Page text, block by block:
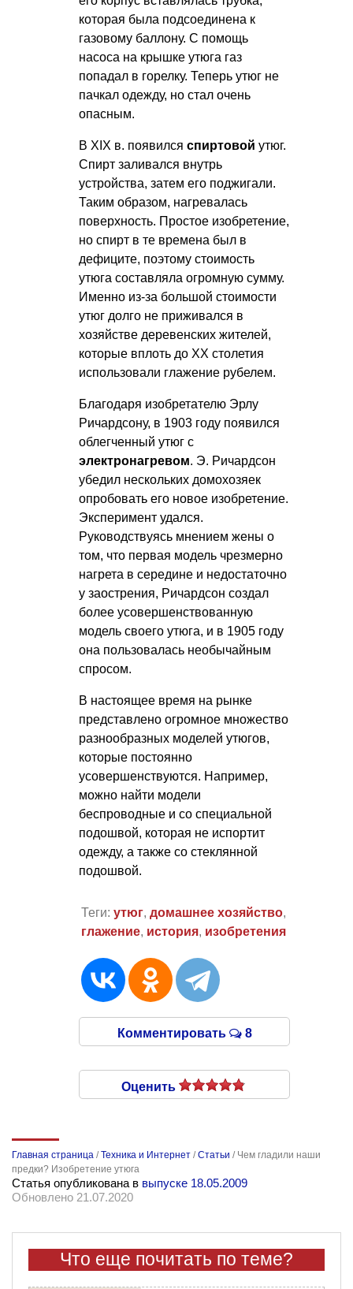
которая была подсоединена к
газовому баллону. С помощь
насоса на крышке утюга газ
попадал в горелку. Теперь утюг не
пачкал одежду, но стал очень
опасным.
В XIX в. появился спиртовой утюг.
Спирт заливался внутрь
устройства, затем его поджигали.
Таким образом, нагревалась
поверхность. Простое изобретение,
но спирт в те времена был в
дефиците, поэтому стоимость
утюга составляла огромную сумму.
Именно из-за большой стоимости
утюг долго не приживался в
хозяйстве деревенских жителей,
которые вплоть до XX столетия
использовали глажение рубелем.
Благодаря изобретателю Эрлу
Ричардсону, в 1903 году появился
облегченный утюг с
электронагревом. Э. Ричардсон
убедил нескольких домохозяек
опробовать его новое изобретение.
Эксперимент удался.
Руководствуясь мнением жены о
том, что первая модель чрезмерно
нагрета в середине и недостаточно
у заострения, Ричардсон создал
более усовершенствованную
модель своего утюга, и в 1905 году
она пользовалась необычайным
спросом.
В настоящее время на рынке
представлено огромное множество
разнообразных моделей утюгов,
которые постоянно
усовершенствуются. Например,
можно найти модели
беспроводные и со специальной
подошвой, которая не испортит
одежду, а также со стеклянной
подошвой.
Теги: утюг, домашнее хозяйство,
глажение, история, изобретения
Комментировать 8
Оценить
Главная страница /Техника и Интернет /Статьи / Чем гладили наши
предки? Изобретение утюга
Статья опубликована в выпуске 18.05.2009
Обновлено 21.07.2020
Что еще почитать по теме?